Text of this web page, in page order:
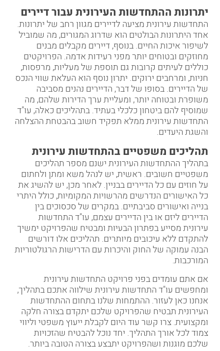
יתרונות ההתחדשות העירונית עבור דיירים
התחדשות עירונית מציעה לדיירים מגוון רחב של יתרונות.
אחד היתרונות הבולטים הוא שדרוג המגורים, מה שמוביל
לשיפור איכות החיים. בנוסף, דיירים מקבלים מבנים
מחוזקים ובטוחים יותר מפני רעידות אדמה. הפרויקטים
כוללים לעיתים קרובות גם תוספת של מעליות, מרפסות,
חניות, ומרחבים ירוקים. יתרון נוסף הוא העלאת שווי הנכס
של הדיירים. בסופו של דבר, הדיירים נהנים מסביבה
משופרת ובטוחה יותר, ומעליית ערך הדירות שלהם, מה
שמוסיף להם ביטחון כלכלי בעתיד. בתהליכים כאלה, עו"ד
התחדשות עירונית ממלא תפקיד חשוב בהבטחת ההצלחה
והשגת היעדים.
תהליכים משפטיים בהתחדשות עירונית
בתהליך ההתחדשות העירונית ישנם מספר תהליכים
משפטיים חשובים. ראשית, יש לנהל משא ומתן ולחתום
על חוזים עם כל הדיירים בבניין. לאחר מכן, יש להשיג את
כל האישורים הנדרשים מהרשויות המקומיות, כולל היתרי
בנייה ואישורים סביבתיים. במקרים של סכסוכים בין
הדיירים ליזם או בין הדיירים עצמם, עו"ד התחדשות
עירונית מסייע בפתרון הבעיות ומבטיח שהפרויקט ימשיך
להתקדם ללא עיכובים מיותרים. תהליכים אלו דורשים
הבנה עמוקה של החוק והיכרות עם הדרישות הרגולטוריות
המורכבות.
אם אתם עומדים בפני פרויקט התחדשות עירונית
ומחפשים עו"ד התחדשות עירונית שילווה אתכם בתהליך,
אנחנו כאן לעזור. ההתמחות שלנו בתחום ההתחדשות
העירונית תבטיח שהפרויקט שלכם יתקדם בצורה חלקה
ומקצועית. צרו קשר עוד היום לקבלת ייעוץ משפטי וליווי
צמוד לכל אורך התהליך. יחד נוכל להבטיח שהזכויות
שלכם מוגנות ושהפרויקט יתבצע בצורה הטובה ביותר.